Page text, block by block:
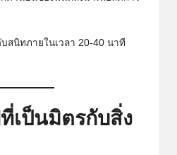
สนิทภายในเวลา 20-40 นาที
เป็นมิตรกับสิ่ง